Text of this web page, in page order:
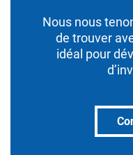
Nous nous
de trouver
idéal pour